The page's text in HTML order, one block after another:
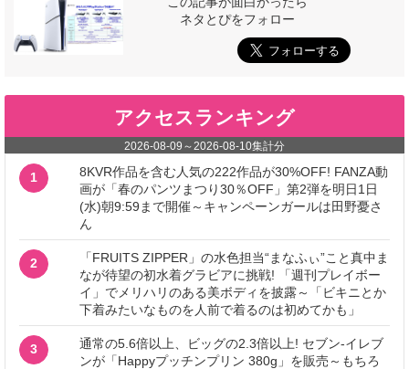
ネタとぴをフォロー
アクセスランキング
2026-08-09 ～ 2026-08-10集計分
1
8KVR作品を含む人気の222作品が30%OFF! FANZA動
画が「春のパンツまつり30％OFF」第2弾を明日1日
(水)朝9:59まで開催～キャンペーンガールは田野憂さ
ん
2
「FRUITS ZIPPER」の水色担当“まなふぃ”こと真中ま
なが待望の初水着グラビアに挑戦! 「週刊プレイボー
イ」でメリハリのある美ボディを披露～「ビキニとか
下着みたいなものを人前で着るのは初めてかも」
3
通常の5.6倍以上、ビッグの2.3倍以上! セブン‐イレブ
ンが「Happyプッチンプリン 380g」を販売～もちろ